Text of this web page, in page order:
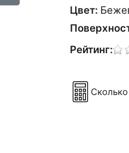
Цвет:
Рейтинг: